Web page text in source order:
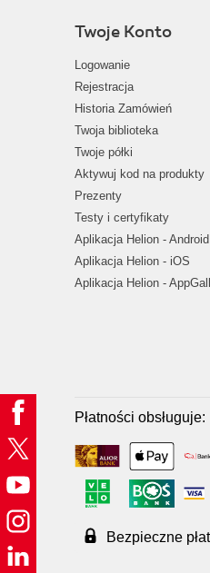
Twoje Konto
Logowanie
Rejestracja
Historia Zamówień
Twoja biblioteka
Twoje półki
Aktywuj kod na produkty
Prezenty
Testy i certyfikaty
Aplikacja Helion - Android
Aplikacja Helion - iOS
Aplikacja Helion -
Płatności obsługuje:
Bezpieczne